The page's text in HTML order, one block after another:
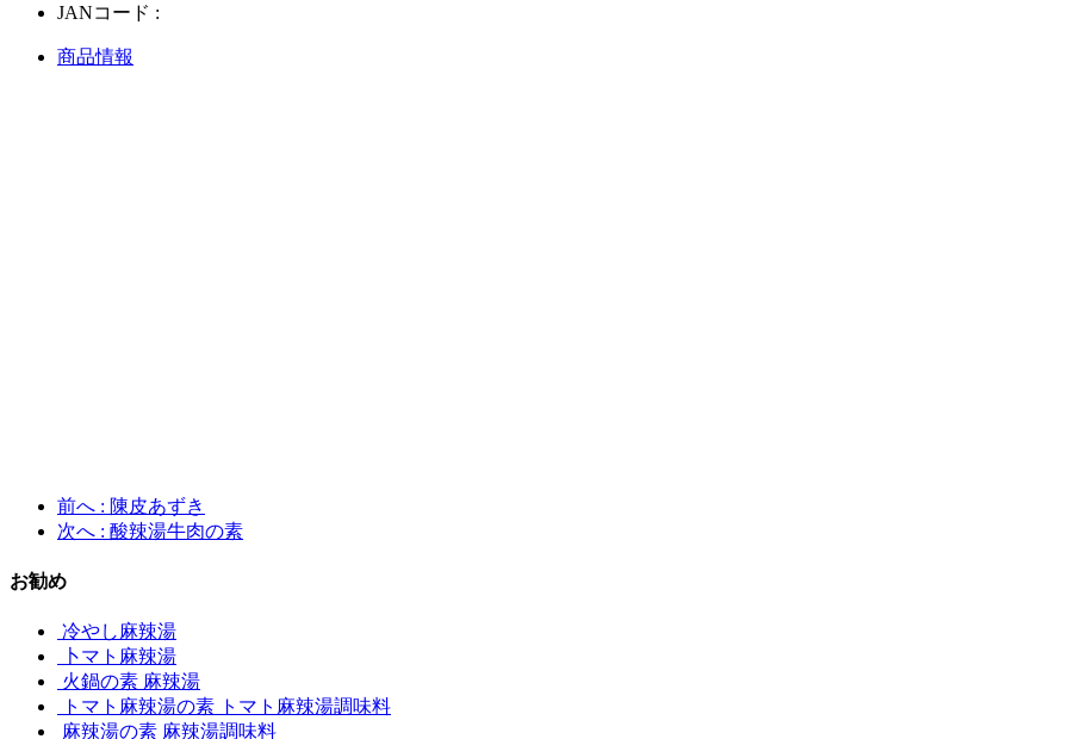
JANコード :
商品情報
前へ : 陳皮あずき
次へ : 酸辣湯牛肉の素
お勧め
冷やし麻辣湯
卜マト麻辣湯
火鍋の素 麻辣湯
トマト麻辣湯の素 トマト麻辣湯調味料
麻辣湯の素 麻辣湯調味料